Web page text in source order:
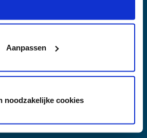
Aanpassen
noodzakelijke cookies
108